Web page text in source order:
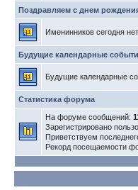
Поздравляем с днем
Именинников сегодня нет
Будущие календарные
Будущие календарные
Статистика форума
На форуме сообщений:
Зарегистрировано
Приветствуем
Рекорд посещаемости